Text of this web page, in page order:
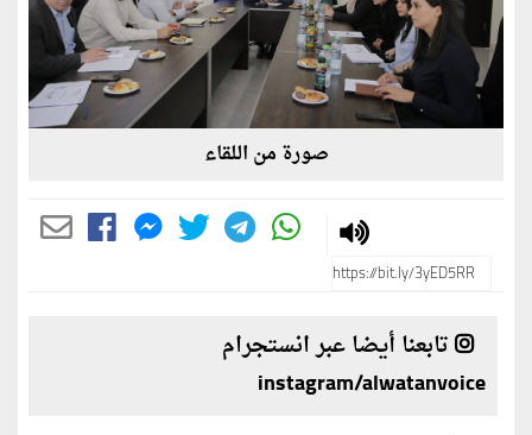
صورة من اللقاء
تابعنا أيضا عبر انستجرام
instagram/alwatanvoice